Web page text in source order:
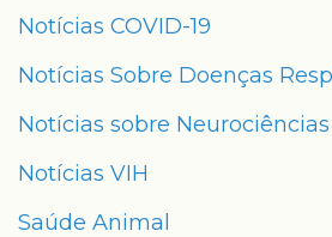
Notícias COVID-19
Notícias Sobre Doenças
Notícias sobre Neurociências
Notícias VIH
Saúde Animal